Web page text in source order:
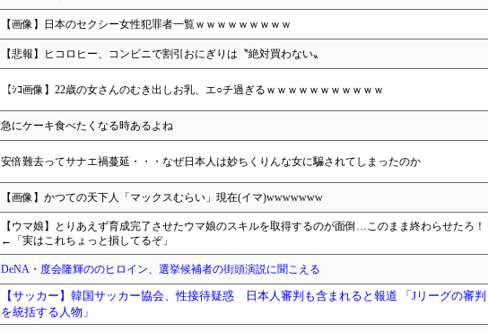
【画像】日本のセクシー女性犯罪者一覧ｗｗｗｗｗｗｗｗｗ
【悲報】ヒコロヒー、コンビニで割引おにぎりは〝絶対買わない〟
【ｼｺ画像】22歳の女さんのむき出しお乳、エ○チ過ぎるｗｗｗｗｗｗｗｗｗｗｗ
急にケーキ食べたくなる時あるよね
安倍難去ってサナエ禍蔓延・・・なぜ日本人は妙ちくりんな女に騙されてしまったのか
【画像】かつての天下人「マックスむらい」現在(イマ)wwwwwww
【ウマ娘】とりあえず育成完了させたウマ娘のスキルを取得するのが面倒…このまま終わらせたろ！
←「実はこれちょっと損してるぞ」
DeNA・度会隆輝ののヒロイン、選挙候補者の街頭演説に聞こえる
【サッカー】韓国サッカー協会、性接待疑惑 日本人審判も含まれると報道 「Jリーグの審判
を統括する人物」